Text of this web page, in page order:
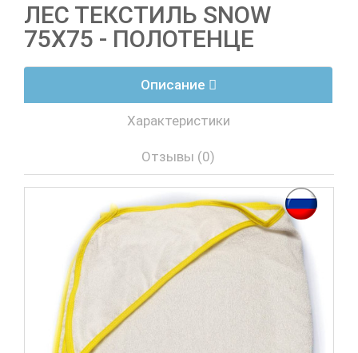
ЛЕС ТЕКСТИЛЬ SNOW
75X75 - ПОЛОТЕНЦЕ
Описание
Характеристики
Отзывы (0)